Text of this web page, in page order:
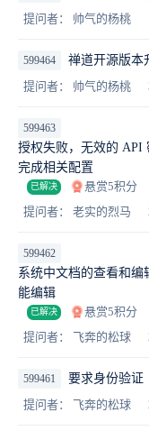
提问者： 帅气的杨桃
599464 禅道开源版本
提问者： 帅气的杨桃
599463
授权失败，无效的 API
完成相关配置
已解决
悬赏5积分
提问者： 老实的烈马
599462
系统中文档的查看和
能编辑
已解决
悬赏5积分
提问者： 飞奔的松球
599461 要求身份验证
提问者： 飞奔的松球